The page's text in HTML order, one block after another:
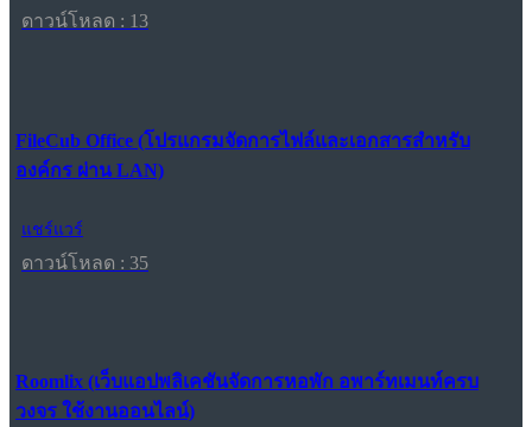
ดาวน์โหลด : 13
FileCub Office (โปรแกรมจัดการไฟล์และเอกสารสำหรับ
องค์กร ผ่าน LAN)
แชร์แวร์
ดาวน์โหลด : 35
Roomlix (เว็บแอปพลิเคชันจัดการหอพัก อพาร์ทเมนท์ครบ
วงจร ใช้งานออนไลน์)